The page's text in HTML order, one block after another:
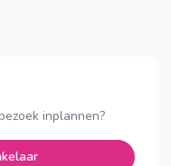
inplannen?